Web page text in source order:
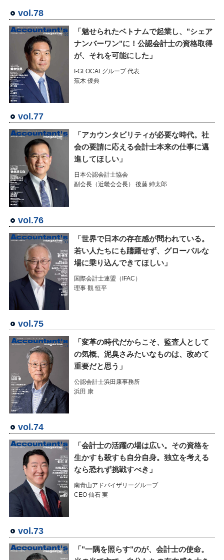
vol.78
「魅せられたベトナムで起業し、"シェア
ナンバーワン"に！公認会計士の資格取得
が、それを可能にした」
I-GLOCALグループ 代表
蕪木 優典
vol.77
「アカウンタビリティが必要な時代。社
会の要請に応える会計士本来の仕事に邁
進してほしい」
日本公認会計士協会
副会長（近畿会会長） 後藤 紳太郎
vol.76
「世界で日本の存在感が問われている。
若い人たちにも躊躇せず、グローバルな
場に乗り込んできてほしい」
国際会計士連盟（IFAC）
理事 觀 恒平
vol.75
「変革の時代だからこそ、監査人として
の気概、泥臭さみたいなものは、改めて
重要だと思う」
公認会計士浜田康事務所
浜田 康
vol.74
「会計士の活躍の場は広い。その資格を
生かすも殺すも自分自身。独立を考える
なら恐れず挑戦すべき」
南青山アドバイザリーグループ
CEO 仙石 実
vol.73
「"一隅を照らす"のが、会計士の使命。